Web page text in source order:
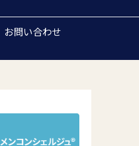
お問い合わせ